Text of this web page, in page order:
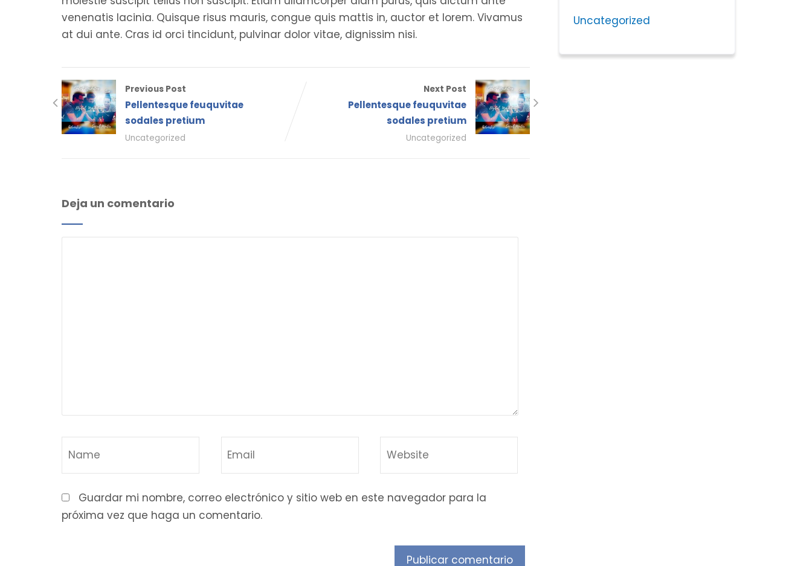
venenatis lacinia. Quisque risus mauris, congue quis mattis in, auctor et lorem. Vivamus
at dui ante. Cras id orci tincidunt, pulvinar dolor vitae, dignissim nisi.
Previous Post
Pellentesque feuquvitae
sodales pretium
Uncategorized
Next Post
Pellentesque feuquvitae
sodales pretium
Uncategorized
Deja un comentario
Guardar mi nombre, correo electrónico y sitio web en este navegador para la
próxima vez que haga un comentario.
Uncategorized